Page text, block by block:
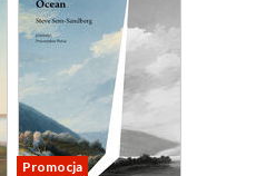
Promocja